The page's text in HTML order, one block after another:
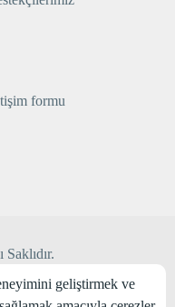
formu
İnteraktif
geliştirmek ve